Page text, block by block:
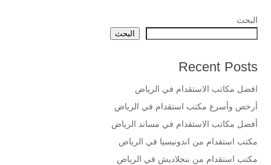
البحث
البحث
Recent Posts
افضل مكاتب الاستقدام في الرياض
أرخص وأسرع مكتب استقدام في الرياض
أفضل مكاتب الاستقدام في مساند الرياض
مكتب استقدام من اندونيسيا في الرياض
مكتب استقدام من بنجلاديش في الرياض